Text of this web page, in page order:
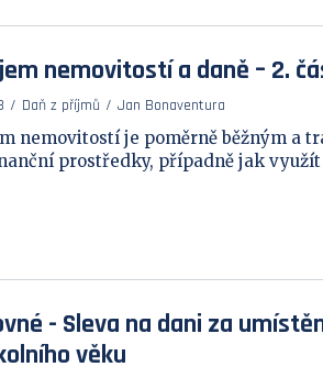
nemovitostí a daně – 2.
Daň z příjmů Jan Bonaventura
nemovitostí je poměrně běžným a
prostředky, případně jak využít
- Sleva na dani za
věku